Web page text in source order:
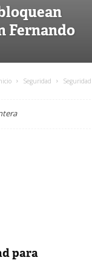
Fernando
Seguridad
para